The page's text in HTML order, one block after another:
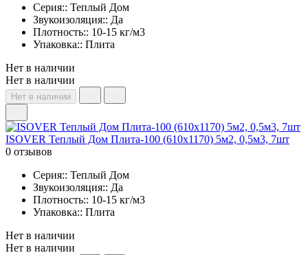
Серия:: Теплый Дом
Звукоизоляция:: Да
Плотность:: 10-15 кг/м3
Упаковка:: Плита
Нет в наличии
Нет в наличии
Нет в наличии
ISOVER Теплый Дом Плита-100 (610х1170) 5м2, 0,5м3, 7шт
0 отзывов
Серия:: Теплый Дом
Звукоизоляция:: Да
Плотность:: 10-15 кг/м3
Упаковка:: Плита
Нет в наличии
Нет в наличии